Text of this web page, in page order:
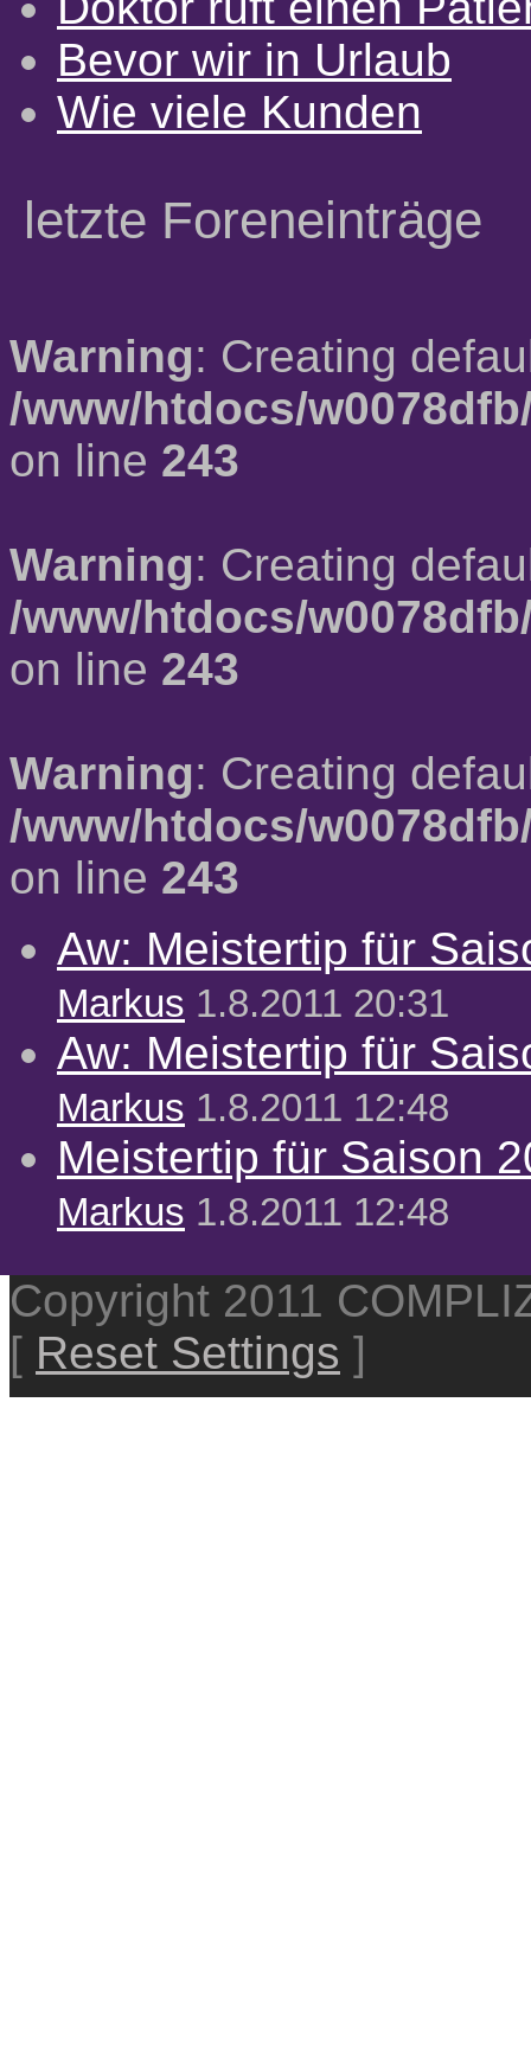
Bevor wir in Urlaub
Wie viele Kunden
letzte Foreneinträge
Warning: Creating
/www/htdocs/
on line 243
Warning: Creating
/www/htdocs/
on line 243
Warning: Creating
/www/htdocs/
on line 243
Aw: Meistertip für
Markus 1.8.2011 20:31
Aw: Meistertip für
Markus 1.8.2011 12:48
Meistertip für Saison
Markus 1.8.2011 12:48
Copyright 2011
[ Reset Settings ]